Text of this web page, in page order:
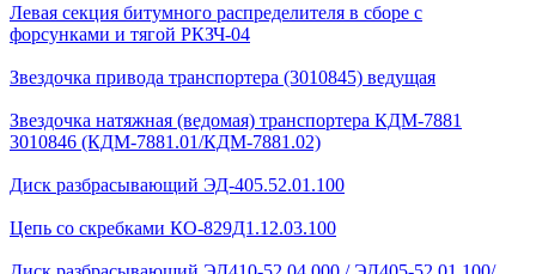
Левая секция битумного распределителя в сборе с
форсунками и тягой РКЗЧ-04
Звездочка привода транспортера (3010845) ведущая
Звездочка натяжная (ведомая) транспортера КДМ-7881
3010846 (КДМ-7881.01/КДМ-7881.02)
Диск разбрасывающий ЭД-405.52.01.100
Цепь со скребками КО-829Д1.12.03.100